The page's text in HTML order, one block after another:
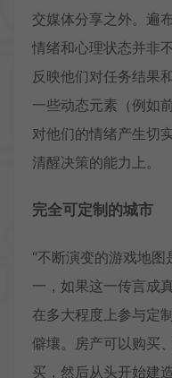
交媒体分享之外。遍
情绪和心理状态并非
反映他们对任务结果
一些动态元素（例如
对他们的情绪产生切
清醒决策的能力上。
完全可定制的城市
“不断演变的游戏地
一，如果这一传言成
在多大程度上参与定
僻壤。房产可以购买
买，然后从头开始建